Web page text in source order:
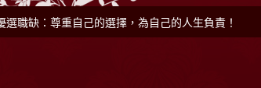
選職缺：尊重自己的選擇，為自己的人生負責！